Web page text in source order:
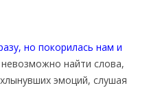
но покорилась нам и
невозможно найти слова,
эмоций, слушая